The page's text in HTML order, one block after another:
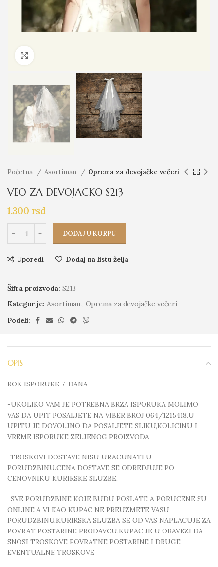
Početna Asortiman Oprema za devojačke večeri
VEO ZA DEVOJACKO S213
1.300 rsd
DODAJ U KORPU
Uporedi Dodaj na listu želja
Šifra proizvoda: S213
Kategorije: Asortiman, Oprema za devojačke večeri
Podeli:
OPIS
ROK ISPORUKE 7-DANA
-UKOLIKO VAM JE POTREBNA BRZA ISPORUKA MOLIMO
VAS DA UPIT POSALJETE NA VIBER BROJ 064/1215418.U
UPITU JE DOVOLJNO DA POSALJETE SLIKU,KOLICINU I
VREME ISPORUKE ZELJENOG PROIZVODA
-TROSKOVI DOSTAVE NISU URACUNATI U
PORUDZBINU.CENA DOSTAVE SE ODREDJUJE PO
CENOVNIKU KURIRSKE SLUZBE.
-SVE PORUDZBINE KOJE BUDU POSLATE A PORUCENE SU
ONLINE A VI KAO KUPAC NE PREUZMETE VASU
PORUDZBINU,KURIRSKA SLUZBA SE OD VAS NAPLACUJE ZA
POVRAT POSTARINE PRODAVCU.KUPAC JE U OBAVEZI DA
SNOSI TROSKOVE POVRATNE POSTARINE I DRUGE
EVENTUALNE TROSKOVE